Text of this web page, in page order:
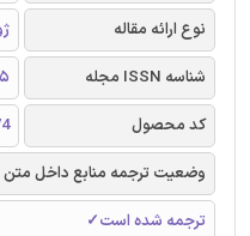
نوع ارائه مقاله
شناسه ISSN مجله
کد محصول
وضعیت ترجمه منابع داخل متن
ترجمه شده است✓